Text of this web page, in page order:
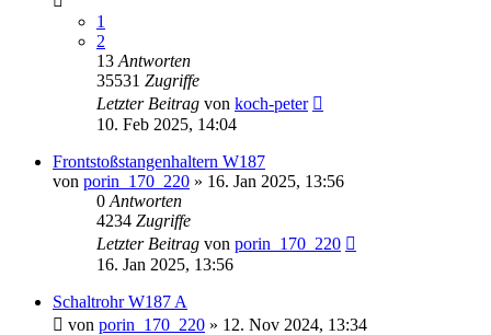
1
2
13 Antworten
35531 Zugriffe
Letzter Beitrag von koch-peter
10. Feb 2025, 14:04
Frontstoßstangenhaltern W187
von porin_170_220 » 16. Jan 2025, 13:56
0 Antworten
4234 Zugriffe
Letzter Beitrag von porin_170_220
16. Jan 2025, 13:56
Schaltrohr W187 A
von porin_170_220 » 12. Nov 2024, 13:34